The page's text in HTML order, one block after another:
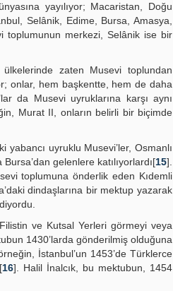
yayılıyor; Macaristan, Doğu
Selânik, Edime, Bursa, Amasya,
toplumunun merkezi, Selânik ise bir
zaten Musevi toplundan
onlar, hem başkentte, hem de daha
da Musevi uyruklarına karşı aynı
Murat II, onların belirli bir biçimde
yabancı uyruklu Musevi’ler, Osmanlı
gelenlere katılıyorlardı[15].
toplumuna önderlik eden Kıdemli
dindaşlarına bir mektup yazarak
ve Kutsal Yerleri görmeyi veya
1430’larda gönderilmiş olduğuna
İstanbul’un 1453’de Türklerce
16]. Halil İnalcık, bu mektubun, 1454